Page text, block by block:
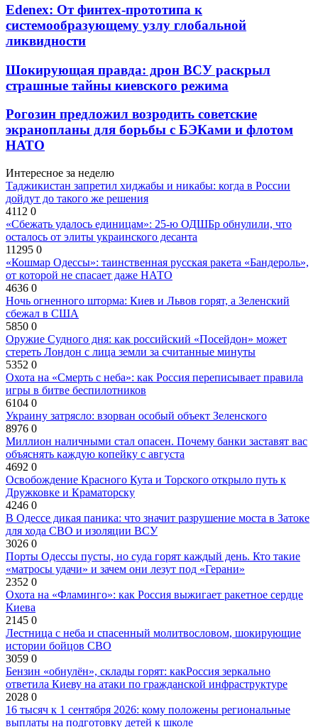
Edenex: От финтех-прототипа к
системообразующему узлу глобальной
ликвидности
Шокирующая правда: дрон ВСУ раскрыл
страшные тайны киевского режима
Рогозин предложил возродить советские
экранопланы для борьбы с БЭКами и флотом
НАТО
Интересное за неделю
Таджикистан запретил хиджабы и никабы: когда в России
дойдут до такого же решения
4112 0
«Сбежать удалось единицам»: 25-ю ОДШБр обнулили, что
осталось от элиты украинского десанта
11295 0
«Кошмар Одессы»: таинственная русская ракета «Бандероль»,
от которой не спасает даже НАТО
4636 0
Ночь огненного шторма: Киев и Львов горят, а Зеленский
сбежал в США
5850 0
Оружие Судного дня: как российский «Посейдон» может
стереть Лондон с лица земли за считанные минуты
5352 0
Охота на «Смерть с неба»: как Россия переписывает правила
игры в битве беспилотников
6104 0
Украину затрясло: взорван особый объект Зеленского
8976 0
Миллион наличными стал опасен. Почему банки заставят вас
объяснять каждую копейку с августа
4692 0
Освобождение Красного Кута и Торского открыло путь к
Дружковке и Краматорску
4246 0
В Одессе дикая паника: что значит разрушение моста в Затоке
для хода СВО и изоляции ВСУ
3026 0
Порты Одессы пусты, но суда горят каждый день. Кто такие
«матросы удачи» и зачем они лезут под «Герани»
2352 0
Охота на «Фламинго»: как Россия выжигает ракетное сердце
Киева
2145 0
Лестница с неба и спасенный молитвословом, шокирующие
истории бойцов СВО
3059 0
Бензин «обнулён», склады горят: какРоссия зеркально
ответила Киеву на атаки по гражданской инфраструктуре
2028 0
16 тысяч к 1 сентября 2026: кому положены региональные
выплаты на подготовку детей к школе